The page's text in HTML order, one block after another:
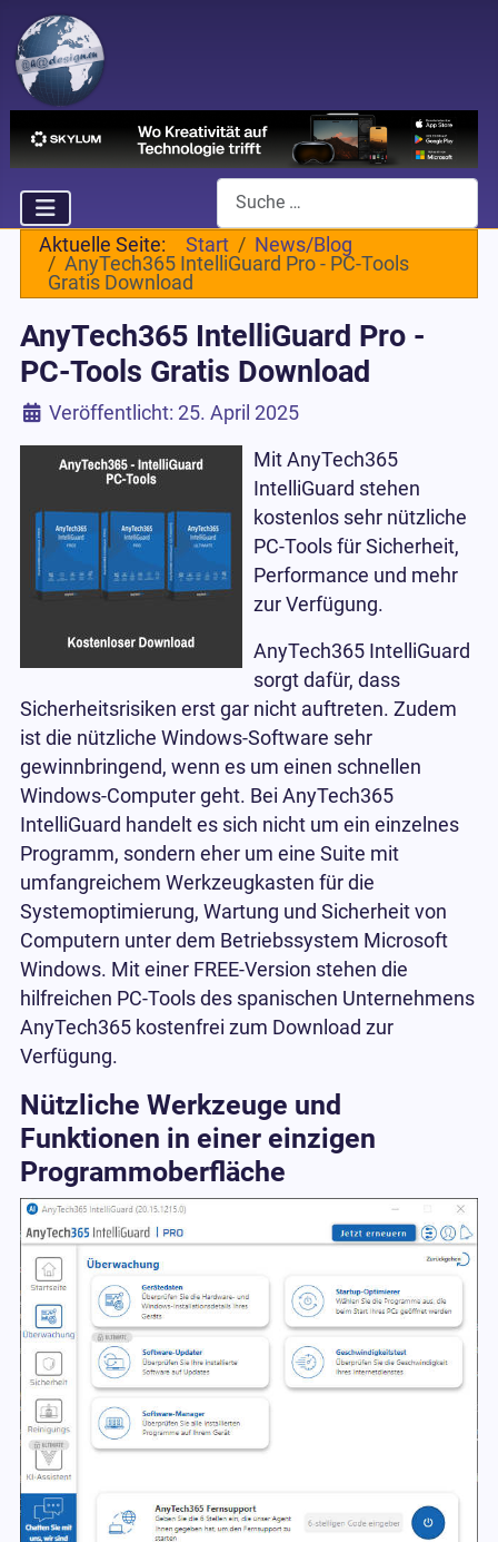
Suchen
Aktuelle Seite: Start
News/Blog
AnyTech365 IntelliGuard Pro - PC-Tools
Gratis Download
AnyTech365 IntelliGuard Pro -
PC-Tools Gratis Download
Details
Veröffentlicht: 25. April 2025
Mit AnyTech365
IntelliGuard stehen
kostenlos sehr nützliche
PC-Tools für Sicherheit,
Performance und mehr
zur Verfügung.
AnyTech365 IntelliGuard
sorgt dafür, dass
Sicherheitsrisiken erst gar nicht auftreten. Zudem
ist die nützliche Windows-Software sehr
gewinnbringend, wenn es um einen schnellen
Windows-Computer geht. Bei AnyTech365
IntelliGuard handelt es sich nicht um ein einzelnes
Programm, sondern eher um eine Suite mit
umfangreichem Werkzeugkasten für die
Systemoptimierung, Wartung und Sicherheit von
Computern unter dem Betriebssystem Microsoft
Windows. Mit einer FREE-Version stehen die
hilfreichen PC-Tools des spanischen Unternehmens
AnyTech365 kostenfrei zum Download zur
Verfügung.
Nützliche Werkzeuge und
Funktionen in einer einzigen
Programmoberfläche